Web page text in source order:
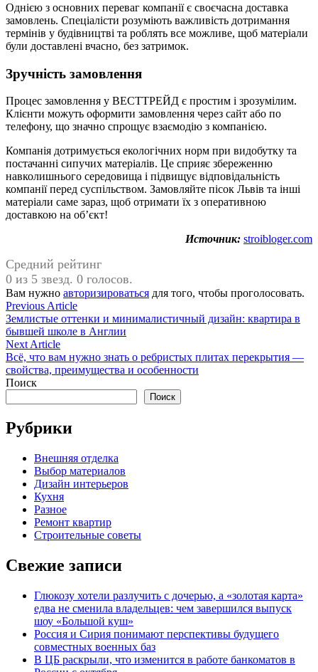
Однією з основних переваг компанії є своєчасна доставка
замовлень. Спеціалісти розуміють важливість дотримання
термінів у будівництві та роблять все можливе, щоб матеріали
були доставлені вчасно, без затримок.
Зручність замовлення
Процес замовлення у ВЕСТТРЕЙД є простим і зрозумілим.
Клієнти можуть оформити замовлення через сайт або по
телефону, що значно спрощує взаємодію з компанією.
Компанія дотримується екологічних норм при видобутку та
постачанні сипучих матеріалів. Це сприяє збереженню
навколишнього середовища і підвищує відповідальність
компанії перед суспільством. Замовляйте пісок Львів та інші
матеріали саме зараз, щоб отримати їх з оперативною
доставкою на об’єкт!
Источник: stroibloger.com
Средний рейтинг
0 из 5 звезд. 0 голосов.
Вам нужно авторизироваться для того, чтобы проголосовать.
Навигация
по
записям
Previous ArticlePrevious
article:
Землистые оттенки и минималистичный дизайн: квартира в
бывшей школе в Англии
Next ArticleNext
article:
Всё, что вам нужно знать о ребристых плитах перекрытия —
свойства, преимущества и особенности
Поиск
Поиск
Рубрики
Внешняя отделка
Выбор материалов
Дизайн интерьеров
Кухня
Разное
Ремонт квартир
Строительные советы
Свежие записи
Глюкозу хотели разлучить с дочерью, а «золотая карта»
едва не сменила владельцев: чем завершился выпуск
шоу «Большой куш»
Россия и Сирия понимают перспективы будущего
совместных военных баз
В ЦБ раскрыли, что изменится в работе банкоматов в